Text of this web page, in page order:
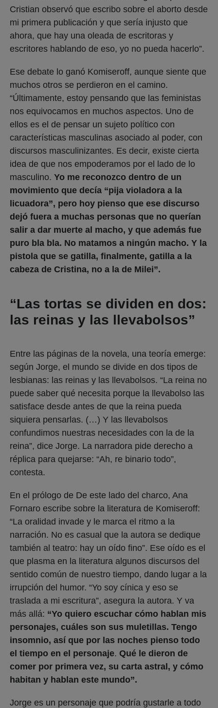
Cristian observó que escribo sobre el aborto desde
mi primera publicación y que sería injusto que
ahora, que hay una oleada de escritoras y
escritores hablando de eso, yo no pueda hacerlo”.
Ese debate lo ganó Komiseroff, aunque siente que
muchos otros se perdieron en el camino.
“Últimamente, estoy pensando que las feministas
nos equivocamos en muchos aspectos. Uno de
ellos es el de pensar un sujeto político con
características masculinas asociado al poder, con
discursos masculinizantes. Es decir, existe cierta
idea de que nos empoderamos por el lado de lo
masculino. Yo me reconozco dentro de un
movimiento que decía “pija violadora a la
licuadora”, pero hoy pienso que ese discurso
dejó fuera a muchas personas que no querían
salir a dar muerte al macho, y que además fue
puro bla bla. No matamos a ningún macho. Y la
pistola que se gatilla, finalmente, gatilla a la
cabeza de Cristina, no a la de Milei”.
“Las tortas se dividen en dos:
las reinas y las llevabolsos”
Entre las páginas de la novela, una teoría emerge:
según Jorge, el mundo se divide en dos tipos de
lesbianas: las reinas y las llevabolsos. “La reina no
puede saber qué necesita porque la llevabolso las
satisface desde antes de que la reina pueda
siquiera pensarlas. (…) Y las llevabolsos
confundimos nuestras necesidades con la de la
reina”, dice Jorge. La narradora pide derecho a
réplica para quejarse: “Ah, re binario todo”,
contesta.
En el prólogo de De este lado del charco, Ana
Fornaro escribe sobre la literatura de Komiseroff:
“La oralidad invade y le marca el ritmo a la
narración. No es casual que la autora se dedique
también al teatro: hay un oído fino”. Ese oído es el
que plasma en la literatura algunos discursos del
sentido común de nuestro tiempo, dando lugar a la
irrupción del humor. “Yo soy cínica y eso se
traslada a mi escritura”, asegura la autora. Y va
más allá: “Yo quiero escuchar cómo hablan mis
personajes, cuáles son sus muletillas. Tengo
insomnio, así que por las noches pienso todo
el tiempo en el personaje. Qué le dieron de
comer por primera vez, su carta astral, y cómo
habitan y hablan este mundo”.
Jorge es un personaje que podría gustarle a todo